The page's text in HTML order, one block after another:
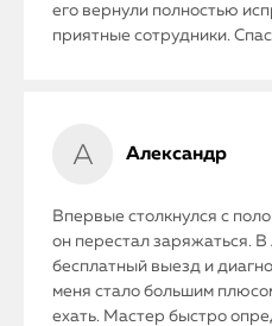
его вернули полностью
приятные сотрудники.
Александр
Впервые столкнулся с
он перестал заряжаться.
бесплатный выезд и
меня стало большим
ехать. Мастер быстро